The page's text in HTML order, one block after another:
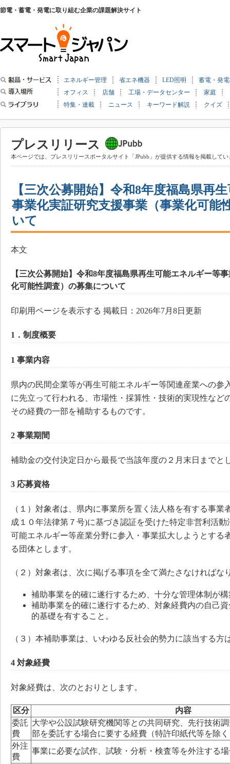
節電・蓄電・発電に取り組む企業の課題解決サイト
エネルギー管理 省エネ機器 LED照明
蓄電・発
オフィス
店舗 工場・データセンター
家庭
特集・連載
ニュース キーワード解説 クイズ
プレスリリース
本ページでは、プレスリリースポータルサイト「JPubb」が提供する情報を掲載してい
【三次公募開始】令和8年度福島県再
事業化実証研究支援事業（事業化可能
いて
本文
【三次公募開始】令和8年度福島県再生可能エネルギー等
化可能性調査）の募集について
印刷用ページを表示する 掲載日：2026年7月8日更新
1．制度概要
1 事業内容
県内の民間企業等が再生可能エネルギー等関連産業への参
に先立って行われる、市場性・採算性・技術的実現性など
その経費の一部を補助するものです。
2 事業期間
補助金の交付決定日から最長で当該年度の２月末日までと
3 応募資格
（１）対象者は、県内に事業所を置く法人格を有する事業
成１０年法律第７号)に基づき認証を受けた特定非営利活
可能エネルギー等産業分野に参入・事業拡大しようとする
る団体とします。
（２）対象者は、次に掲げる事項を全て満たさなければな
補助事業を的確に遂行するため、十分な管理体制が
補助事業を的確に遂行するため、対象経費内の自己
的基礎を有すること。
（３）本補助事業は、いわゆる反社会的勢力に該当する方
4 対象経費
対象経費は、次のとおりとします。
区分
内容
委託
費
大学や公設試験研究機関等との共同研究、先行技術
部を委託する場合に要する経費（特許印紙代等を除
外注
費
事業に必要な試作、試験・分析・検査等を外注する